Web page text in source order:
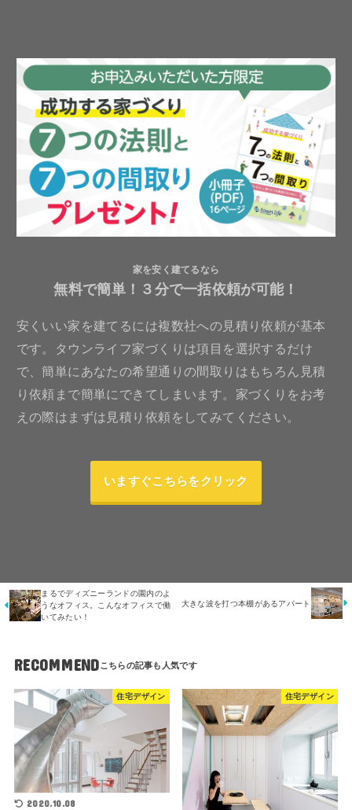
家を安く建てるなら
無料で簡単！３分で一括依頼が可能！
安くいい家を建てるには複数社への見積り依頼が基本
です。タウンライフ家づくりは項目を選択するだけ
で、簡単にあなたの希望通りの間取りはもちろん見積
り依頼まで簡単にできてしまいます。家づくりをお考
えの際はまずは見積り依頼をしてみてください。
いますぐこちらをクリック
まるでディズニーランドの園内のよ
うなオフィス。こんなオフィスで働
いてみたい！
大きな波を打つ本棚があるアパート
RECOMMEND
住宅デザイン
2020.10.08
住宅デザイン